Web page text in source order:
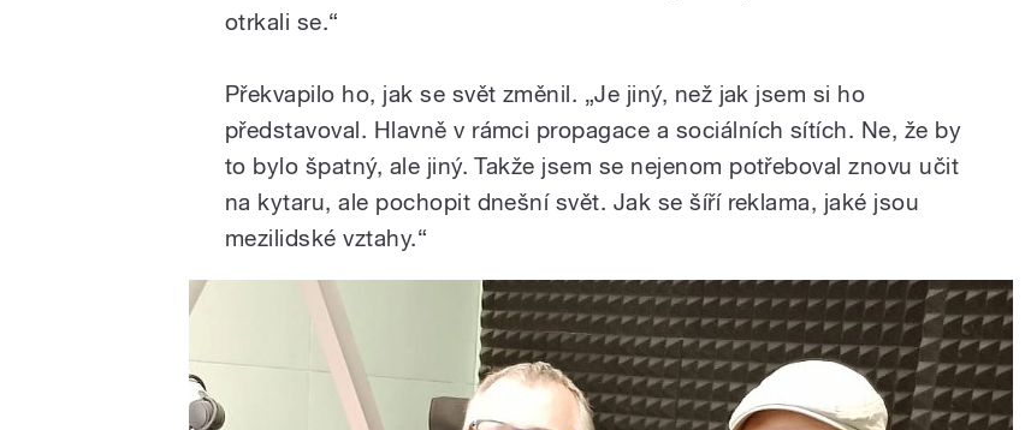
otrkali se.“
Překvapilo ho, jak se svět změnil. „Je jiný, než jak jsem si ho
představoval. Hlavně v rámci propagace a sociálních sítích. Ne, že by
to bylo špatný, ale jiný. Takže jsem se nejenom potřeboval znovu učit
na kytaru, ale pochopit dnešní svět. Jak se šíří reklama, jaké jsou
mezilidské vztahy.“